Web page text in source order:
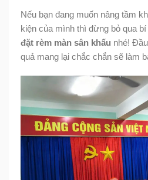
Nếu bạn đang muốn nâng tầm
kiện của mình thì đừng bỏ qua
đặt rèm màn sân khấu nhé!
quả mang lại chắc chắn sẽ làm